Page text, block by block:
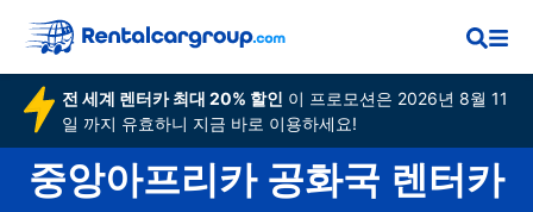
전 세계 렌터카 최대 20% 할인 이 프로모션은 2026년 8월 11
일 까지 유효하니 지금 바로 이용하세요!
중앙아프리카 공화국 렌터카